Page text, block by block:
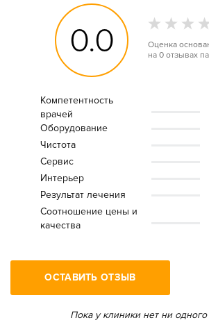
0.0
Оценка
на 0 отзывах
Компетентность
врачей
Оборудование
Чистота
Сервис
Интерьер
Результат лечения
Соотношение цены и
качества
ОСТАВИТЬ ОТЗЫВ
Пока у клиники нет ни